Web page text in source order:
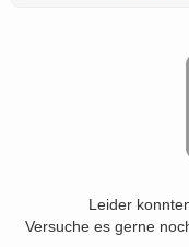
Leider
Versuche es gerne